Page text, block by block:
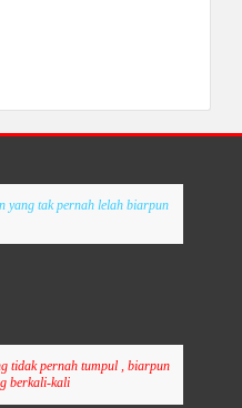
yang tak pernah lelah biarpun
tidak pernah tumpul , biarpun
berkali-kali